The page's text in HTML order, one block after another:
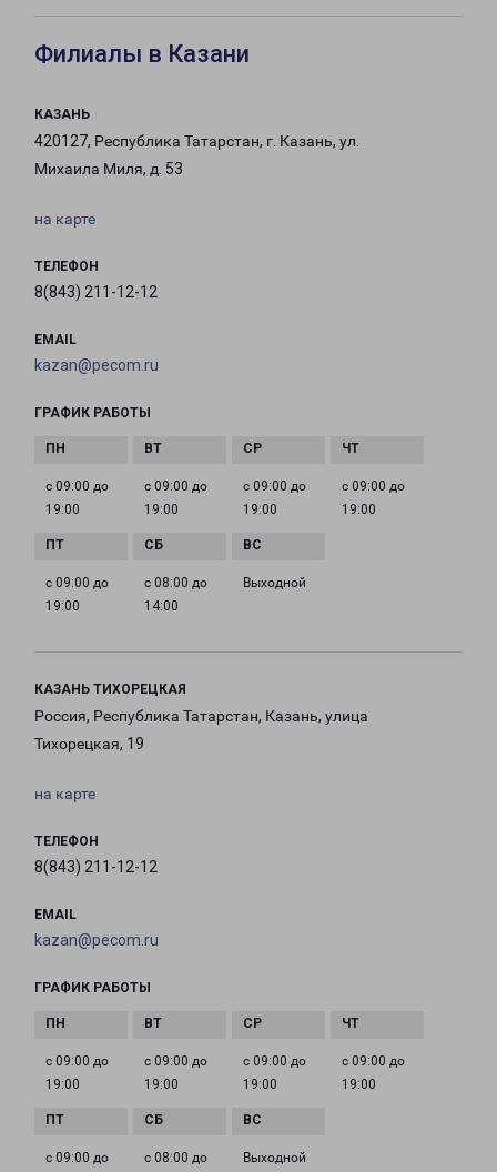
Филиалы в Казани
КАЗАНЬ
420127, Республика Татарстан, г. Казань, ул.
Михаила Миля, д. 53
на карте
ТЕЛЕФОН
8(843) 211-12-12
EMAIL
kazan@pecom.ru
ГРАФИК РАБОТЫ
с 09:00 до
19:00
с 09:00 до
19:00
с 09:00 до
19:00
с 09:00 до
19:00
с 09:00 до
19:00
с 08:00 до
14:00
Выходной
КАЗАНЬ ТИХОРЕЦКАЯ
Россия, Республика Татарстан, Казань, улица
Тихорецкая, 19
на карте
ТЕЛЕФОН
8(843) 211-12-12
EMAIL
kazan@pecom.ru
ГРАФИК РАБОТЫ
с 09:00 до
19:00
с 09:00 до
19:00
с 09:00 до
19:00
с 09:00 до
19:00
с 09:00 до
с 08:00 до
Выходной